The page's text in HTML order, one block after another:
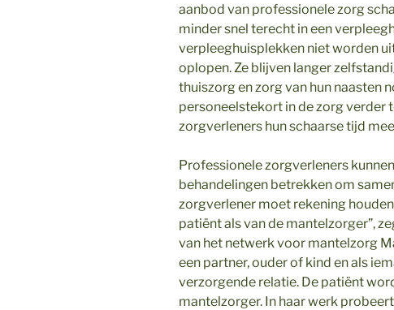
aanbod van professionele zorg
minder snel terecht in een
verpleeghuisplekken niet worden
oplopen. Ze blijven langer
thuiszorg en zorg van hun naasten
personeelstekort in de zorg verder
zorgverleners hun schaarse tijd
Professionele zorgverleners
behandelingen betrekken om
zorgverlener moet rekening
patiënt als van de mantelzorger”,
van het netwerk voor mantelzorg
een partner, ouder of kind en als
verzorgende relatie. De patiënt
mantelzorger. In haar werk